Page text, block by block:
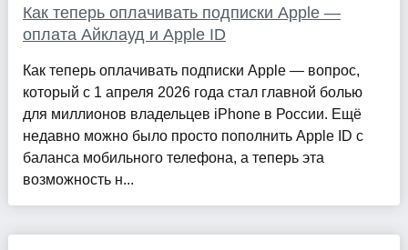
Как теперь оплачивать подписки Apple —
оплата Айклауд и Apple ID
Как теперь оплачивать подписки Apple — вопрос,
который с 1 апреля 2026 года стал главной болью
для миллионов владельцев iPhone в России. Ещё
недавно можно было просто пополнить Apple ID с
баланса мобильного телефона, а теперь эта
возможность н...